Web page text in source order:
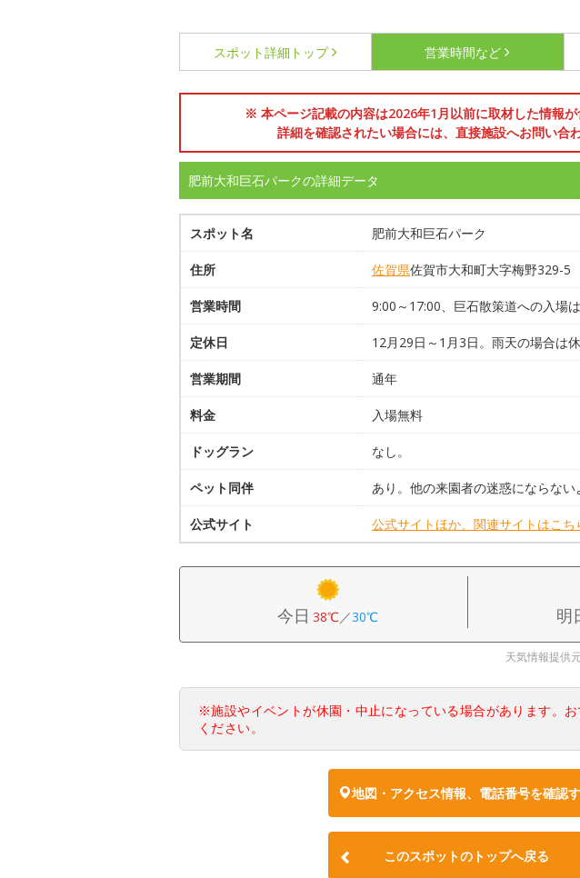
スポット詳細 トップ 営業時間など
※ 本ページ記載の内容は2026年1月以前に取材した情報が
詳細を確認されたい場合には、直接施設へお問い合
肥前大和巨石パークの詳細データ
スポット名 肥前大和巨石パーク
住所 佐賀県佐賀市大和町大字梅野329-5
営業時間 9:00～17:00、巨石散策道への入場
定休日 12月29日～1月3日。雨天の場合は
営業期間 通年
料金 入場無料
ドッグラン なし。
ペット同伴 あり。他の来園者の迷惑にならない
公式サイト 公式サイトほか、関連サイトはこち
今日 38℃／30℃ 明
天気情報提供
※施設やイベントが休園・中止になっている場合があります。
ください。
地図・アクセス情報、電話番号を確認
このスポットのトップへ戻る